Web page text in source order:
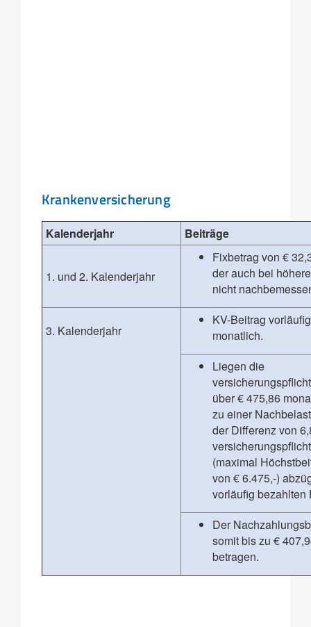
Krankenversicherung
Kalenderjahr Beiträge
1. und 2. Kalenderjahr
Fixbetrag von €
der auch bei
nicht
3. Kalenderjahr
KV-Beitrag
monatlich.
Liegen die
über € 475,86
zu einer
der Differenz von
(maximal
von € 6.475,-)
vorläufig bezahlten
Der
somit bis zu €
betragen.